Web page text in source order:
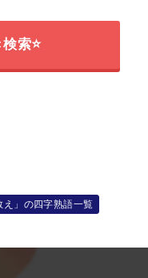
索⭐
え」の四字熟語一覧